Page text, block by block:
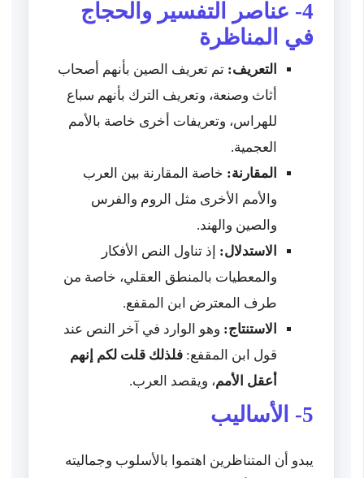
4- عناصر التفسير والحجاج
في المناظرة
التعريف: تم تعريف الصين بأنهم أصحاب
أثاث وصنعة، وتعريف الترك بأنهم سباع
للهراس، وتعريفات أخرى خاصة بالأمم
العجمية.
المقارنة: خاصة المقارنة بين العرب
والأمم الأخرى مثل الروم والفرس
والصين والهند.
الاستدلال: إذ تناول النص الأفكار
والمعطيات بالمنطق العقلي، خاصة من
طرف المعترض ابن المقفع.
الاستنتاج: وهو الوارد في آخر النص عند
قول ابن المقفع:فلذلك قلت لكم إنهم
أعقل الأمم، ويقصد العرب.
5- الأساليب
يبدو أن المتناظرين اهتموا بالأسلوب وجماليته